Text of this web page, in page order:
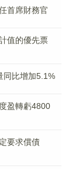
首席財務官
值的優先票
同比增加5.1%
盈轉虧4800
要求償債